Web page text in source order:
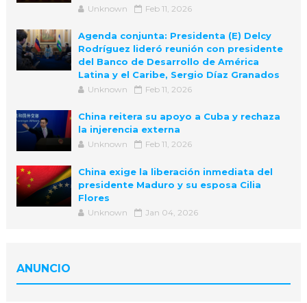
Unknown Feb 11, 2026
Agenda conjunta: Presidenta (E) Delcy
Rodríguez lideró reunión con presidente
del Banco de Desarrollo de América
Latina y el Caribe, Sergio Díaz Granados
Unknown Feb 11, 2026
China reitera su apoyo a Cuba y rechaza
la injerencia externa
Unknown Feb 11, 2026
China exige la liberación inmediata del
presidente Maduro y su esposa Cilia
Flores
Unknown Jan 04, 2026
ANUNCIO